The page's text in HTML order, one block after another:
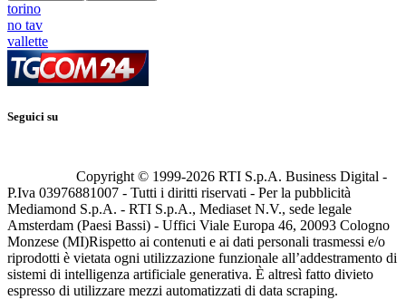
torino
no tav
vallette
Seguici su
Copyright © 1999-2026 RTI S.p.A. Business Digital -
P.Iva 03976881007 - Tutti i diritti riservati - Per la pubblicità
Mediamond S.p.A. - RTI S.p.A., Mediaset N.V., sede legale
Amsterdam (Paesi Bassi) - Uffici Viale Europa 46, 20093 Cologno
Monzese (MI)Rispetto ai contenuti e ai dati personali trasmessi e/o
riprodotti è vietata ogni utilizzazione funzionale all’addestramento di
sistemi di intelligenza artificiale generativa. È altresì fatto divieto
espresso di utilizzare mezzi automatizzati di data scraping.